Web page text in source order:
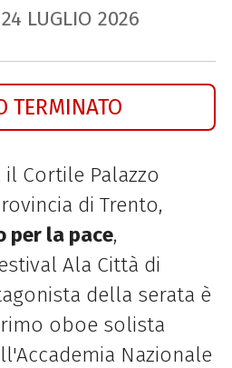
24 LUGLIO 2026
TERMINATO
il Cortile Palazzo
di Trento,
per la pace,
Ala Città di
della serata è
oboe solista
Nazionale